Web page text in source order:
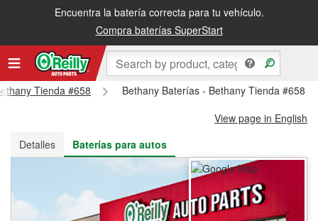
Encuentra la batería correcta para tu vehículo.
Compra baterías SuperStart
Recibe tu orden gratis al día siguiente o recógela en la tienda
Tienda #658
Bethany Baterías - Bethany Tienda #658
View page in English
Detalles
Baterías para autos